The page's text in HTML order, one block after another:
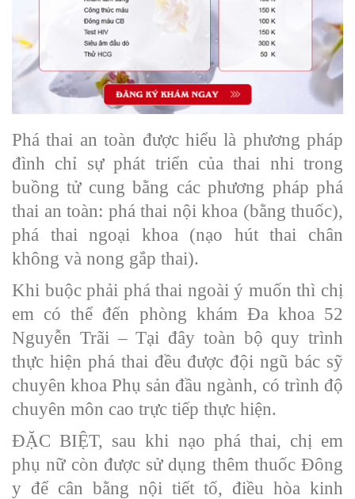
Phá thai an toàn được hiểu là phương pháp
đình chỉ sự phát triển của thai nhi trong
buồng tử cung bằng các phương pháp phá
thai an toàn: phá thai nội khoa (bằng thuốc),
phá thai ngoại khoa (nạo hút thai chân
không và nong gắp thai).
Khi buộc phải phá thai ngoài ý muốn thì chị
em có thể đến phòng khám Đa khoa 52
Nguyễn Trãi – Tại đây toàn bộ quy trình
thực hiện phá thai đều được đội ngũ bác sỹ
chuyên khoa Phụ sản đầu ngành, có trình độ
chuyên môn cao trực tiếp thực hiện.
ĐẶC BIỆT, sau khi nạo phá thai, chị em
phụ nữ còn được sử dụng thêm thuốc Đông
y để cân bằng nội tiết tố, điều hòa kinh